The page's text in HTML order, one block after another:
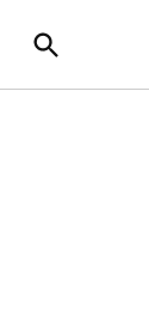
Open
Search